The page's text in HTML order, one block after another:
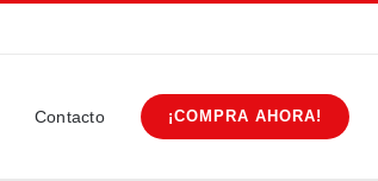
Contacto ¡COMPRA AHORA!